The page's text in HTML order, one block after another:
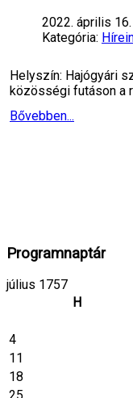
2022. április
Kategória:
Helyszín: Hajógyári
közösségi futáson a
Bővebben...
Programnaptár
július 1757
H
4
11
18